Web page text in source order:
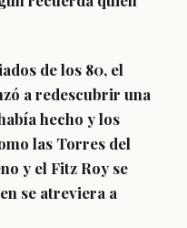
de los 80, el
a redescubrir una
hecho y los
las Torres del
y el Fitz Roy se
se atreviera a